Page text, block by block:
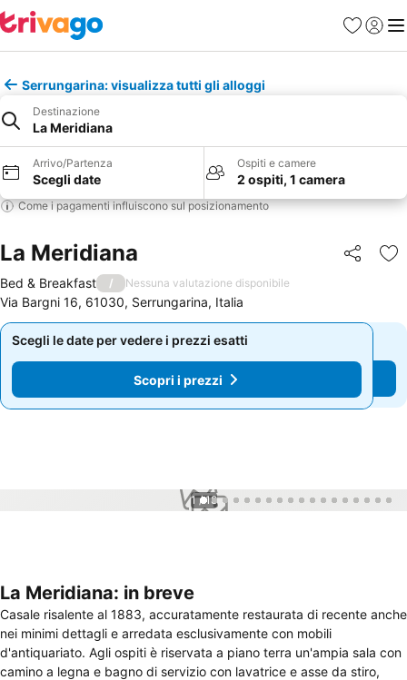
PreferitiAccedi
Serrungarina: visualizza tutti gli alloggi
Destinazione
La Meridiana
Arrivo/Partenza
Scegli date
Ospiti e camere
2 ospiti, 1 camera
Come i pagamenti influiscono sul posizionamento
La Meridiana Condividi
Bed & Breakfast / Nessuna valutazione disponibile
Via Bargni 16, 61030, Serrungarina, Italia
Scegli le date per vedere i prezzi esatti
Scopri i prezzi
Scegli le date per vedere i prezzi esatti
Scopri i prezzi
1 / 18
La Meridiana: in breve
Casale risalente al 1883, accuratamente restaurata di recente anche
nei minimi dettagli e arredata esclusivamente con mobili
d'antiquariato. Agli ospiti è riservata a piano terra un'ampia sala con
camino a legna e bagno di servizio con lavatrice e asse da stiro,